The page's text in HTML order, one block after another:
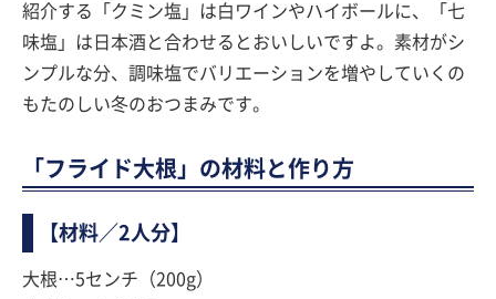
紹介する「クミン塩」は白ワインやハイボールに、「七
味塩」は日本酒と合わせるとおいしいですよ。素材がシ
ンプルな分、調味塩でバリエーションを増やしていくの
もたのしい冬のおつまみです。
「フライド大根」の材料と作り方
【材料／2人分】
大根…5センチ（200g）